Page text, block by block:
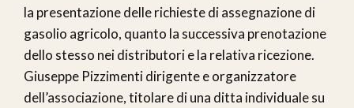
la presentazione delle richieste di assegnazione di
gasolio agricolo, quanto la successiva prenotazione
dello stesso nei distributori e la relativa ricezione.
Giuseppe Pizzimenti dirigente e organizzatore
dell’associazione, titolare di una ditta individuale su